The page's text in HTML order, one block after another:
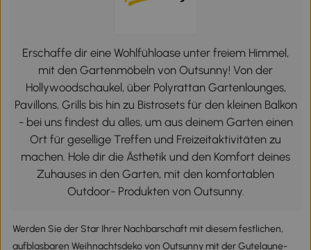
Erschaffe dir eine Wohlfühloase unter freiem Himmel,
mit den Gartenmöbeln von Outsunny! Von der
Hollywoodschaukel, über Polyrattan Gartenlounges,
Pavillons, Grills bis hin zu Bistrosets für den kleinen Balkon
- bei uns findest du alles, um aus deinem Garten einen
Ort für gesellige Treffen und Freizeitaktivitäten zu
machen. Hole dir die Ästhetik und den Komfort deines
Zuhauses in den Garten, mit den komfortablen
Outdoor- Produkten von Outsunny.
Werden Sie der Star Ihrer Nachbarschaft mit diesem festlichen,
aufblasbaren Weihnachtsdeko von Outsunny mit der Gutelaune-